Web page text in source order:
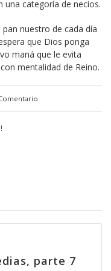
una categoría de necios.
nuestro de cada día
que Dios ponga
maná que le evita
mentalidad de Reino.
parte 7